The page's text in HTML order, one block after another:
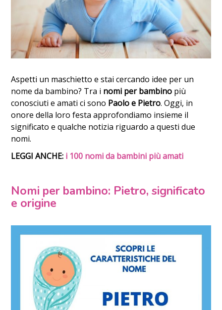
Aspetti un maschietto e stai cercando idee per un
nome da bambino? Tra i nomi per bambino più
conosciuti e amati ci sono Paolo e Pietro. Oggi, in
onore della loro festa approfondiamo insieme il
significato e qualche notizia riguardo a questi due
nomi.
LEGGI ANCHE: i 100 nomi da bambini più amati
Nomi per bambino: Pietro, significato
e origine